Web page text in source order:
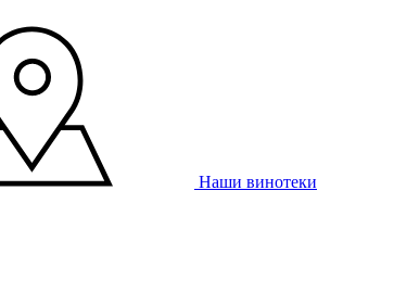
Наши винотеки